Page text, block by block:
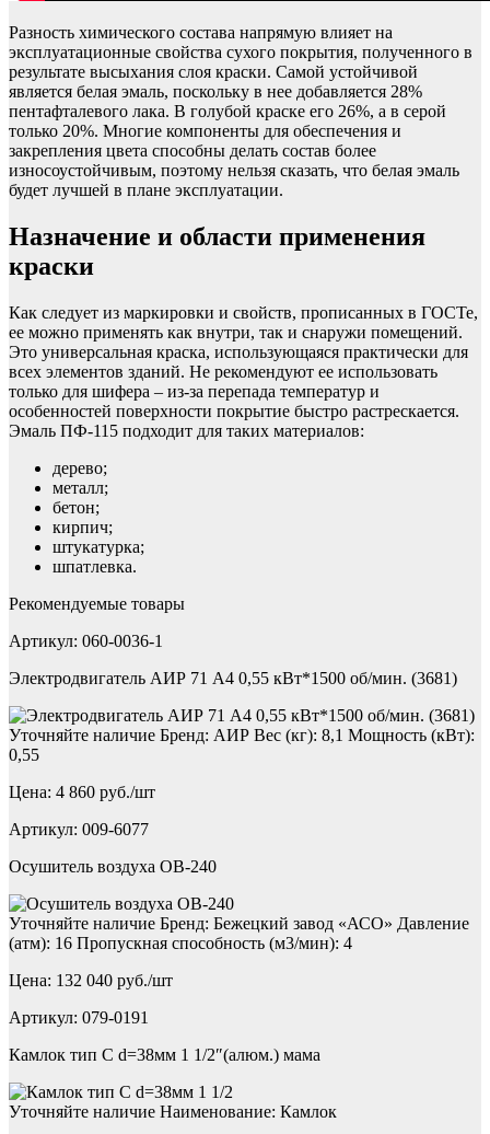
Разность химического состава напрямую влияет на
эксплуатационные свойства сухого покрытия, полученного в
результате высыхания слоя краски. Самой устойчивой
является белая эмаль, поскольку в нее добавляется 28%
пентафталевого лака. В голубой краске его 26%, а в серой
только 20%. Многие компоненты для обеспечения и
закрепления цвета способны делать состав более
износоустойчивым, поэтому нельзя сказать, что белая эмаль
будет лучшей в плане эксплуатации.
Назначение и области применения
краски
Как следует из маркировки и свойств, прописанных в ГОСТе,
ее можно применять как внутри, так и снаружи помещений.
Это универсальная краска, использующаяся практически для
всех элементов зданий. Не рекомендуют ее использовать
только для шифера – из-за перепада температур и
особенностей поверхности покрытие быстро растрескается.
Эмаль ПФ-115 подходит для таких материалов:
дерево;
металл;
бетон;
кирпич;
штукатурка;
шпатлевка.
Рекомендуемые товары
Артикул: 060-0036-1
Электродвигатель АИР 71 А4 0,55 кВт*1500 об/мин. (3681)
Уточняйте наличие Бренд: АИР Вес (кг): 8,1 Мощность (кВт):
0,55
Цена: 4 860 руб./шт
Артикул: 009-6077
Осушитель воздуха ОВ-240
Уточняйте наличие Бренд: Бежецкий завод «АСО» Давление
(атм): 16 Пропускная способность (м3/мин): 4
Цена: 132 040 руб./шт
Артикул: 079-0191
Камлок тип С d=38мм 1 1/2″(алюм.) мама
Уточняйте наличие Наименование: Камлок